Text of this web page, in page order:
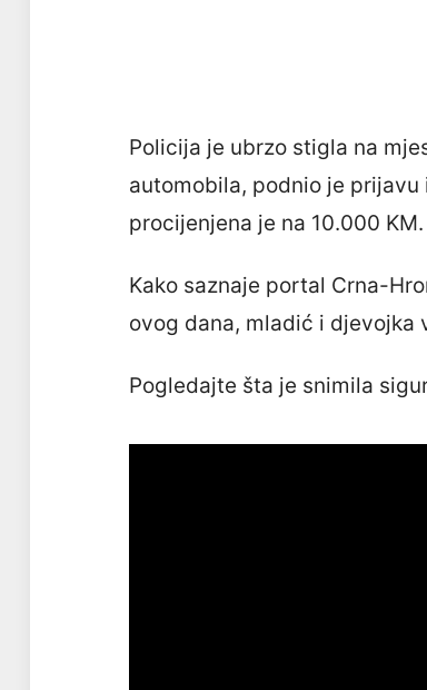
Policija je ubrzo stigla na
automobila, podnio je
procijenjena je na 10.000 KM.
Kako saznaje portal Crna-
ovog dana, mladić i djevojka
Pogledajte šta je snimila